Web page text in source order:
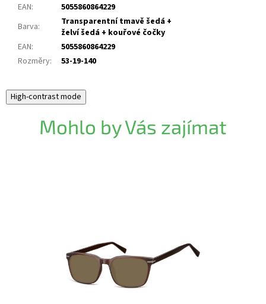
EAN:
5055860864229
Barva:
Transparentní tmavě šedá +
želví šedá + kouřové čočky
EAN:
5055860864229
Rozměry: 53-19-140
High-contrast mode
Mohlo by Vás zajímat